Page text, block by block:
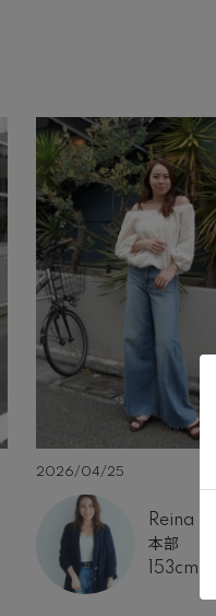
2026/04/25
Reina
本部
153cm